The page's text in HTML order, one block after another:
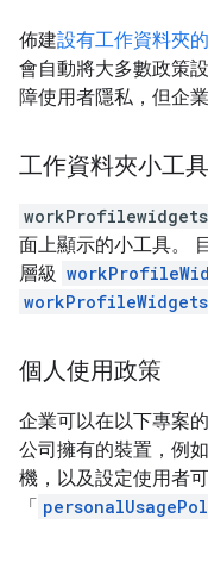
佈建設有工作資料夾
會自動將大多數政策
障使用者隱私，但企
工作資料夾小工具
workProfilewidgets
面上顯示的小工具。
層級
個人使用政策
企業可以在以下專案
公司擁有的裝置，例
機，以及設定使用者
「